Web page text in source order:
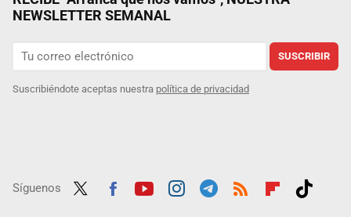
NEWSLETTER SEMANAL
SUSCRIBIR
Suscribiéndote aceptas nuestra política de privacidad
Síguenos